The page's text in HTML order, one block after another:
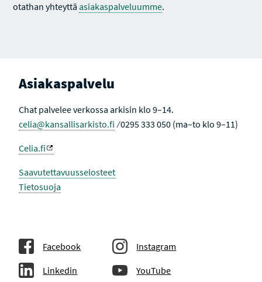
otathan yhteyttä asiakaspalveluumme.
Asiakaspalvelu
Chat palvelee verkossa arkisin klo 9–14.
celia@kansallisarkisto.fi ⁄ 0295 333 050 (ma–to klo 9–11)
Celia.fi
Saavutettavuusselosteet
Tietosuoja
Facebook Instagram
Linkedin YouTube